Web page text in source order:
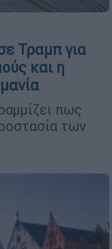
Τραμπ για
και η
πως
των